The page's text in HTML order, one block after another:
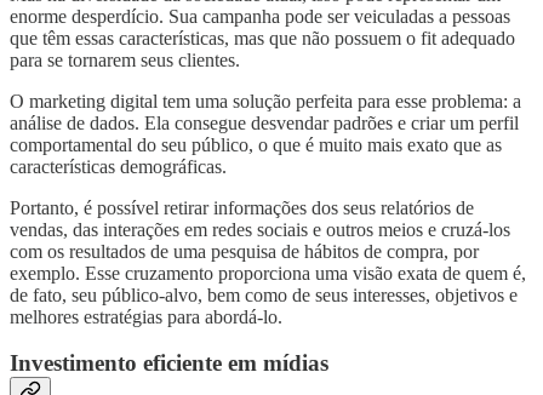
enorme desperdício. Sua campanha pode ser veiculadas a pessoas
que têm essas características, mas que não possuem o fit adequado
para se tornarem seus clientes.
O marketing digital tem uma solução perfeita para esse problema: a
análise de dados. Ela consegue desvendar padrões e criar um perfil
comportamental do seu público, o que é muito mais exato que as
características demográficas.
Portanto, é possível retirar informações dos seus relatórios de
vendas, das interações em redes sociais e outros meios e cruzá-los
com os resultados de uma pesquisa de hábitos de compra, por
exemplo. Esse cruzamento proporciona uma visão exata de quem é,
de fato, seu público-alvo, bem como de seus interesses, objetivos e
melhores estratégias para abordá-lo.
Investimento eficiente em mídias